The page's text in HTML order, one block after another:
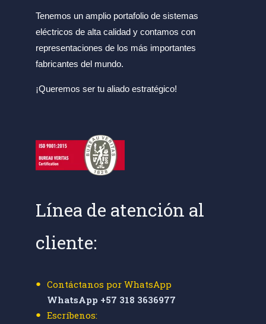
Tenemos un amplio portafolio de sistemas
eléctricos de alta calidad y contamos con
representaciones de los más importantes
fabricantes del mundo.
¡Queremos ser tu aliado estratégico!
Línea de atención al
cliente:
Contáctanos por WhatsApp
WhatsApp +57 318 3636977
Escríbenos: